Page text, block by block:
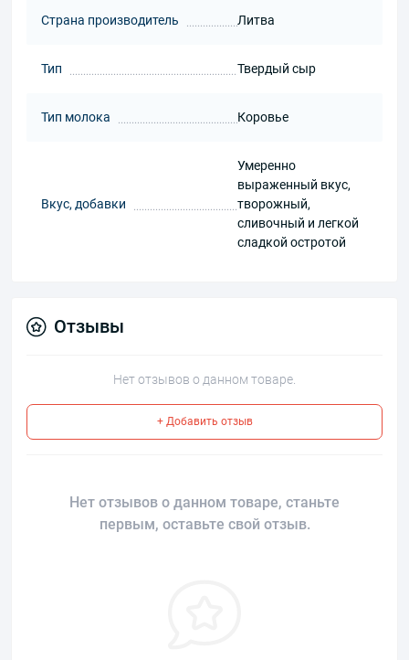
Страна производитель Литва
Тип Твердый сыр
Тип молока Коровье
Вкус, добавки
Умеренно
выраженный вкус,
творожный,
сливочный и легкой
сладкой остротой
Отзывы
Нет отзывов о данном товаре.
+ Добавить отзыв
Нет отзывов о данном товаре, станьте
первым, оставьте свой отзыв.